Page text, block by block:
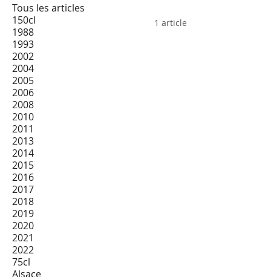
Tous les articles
150cl
1988
1993
2002
2004
2005
2006
2008
2010
2011
2013
2014
2015
2016
2017
2018
2019
2020
2021
2022
75cl
Alsace
1 article